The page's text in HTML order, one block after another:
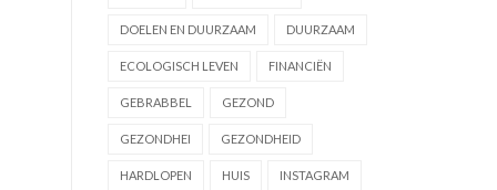
DOELEN EN DUURZAAM DUURZAAM
ECOLOGISCH LEVEN FINANCIËN
GEBRABBEL GEZOND
GEZONDHEI GEZONDHEID
HARDLOPEN HUIS INSTAGRAM